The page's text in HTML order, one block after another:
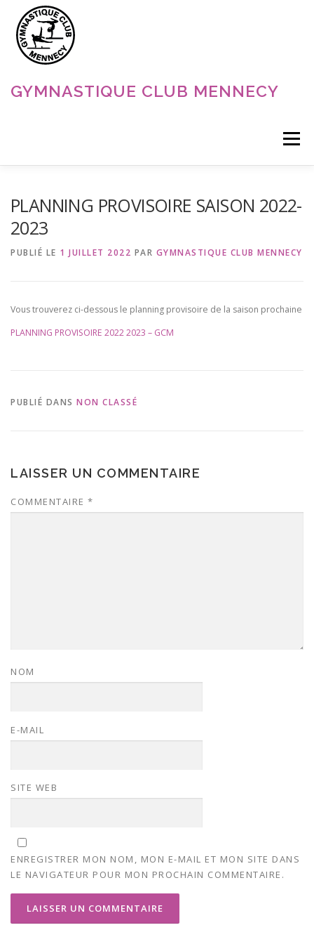
contenu
GYMNASTIQUE CLUB MENNECY
Menu
PLANNING PROVISOIRE SAISON 2022-
2023
PUBLIÉ LE 1 JUILLET 2022 PAR GYMNASTIQUE CLUB MENNECY
Vous trouverez ci-dessous le planning provisoire de la saison prochaine
PLANNING PROVISOIRE 2022 2023 – GCM
PUBLIÉ DANS NON CLASSÉ
LAISSER UN COMMENTAIRE
COMMENTAIRE *
NOM
E-MAIL
SITE WEB
ENREGISTRER MON NOM, MON E-MAIL ET MON SITE DANS
LE NAVIGATEUR POUR MON PROCHAIN COMMENTAIRE.